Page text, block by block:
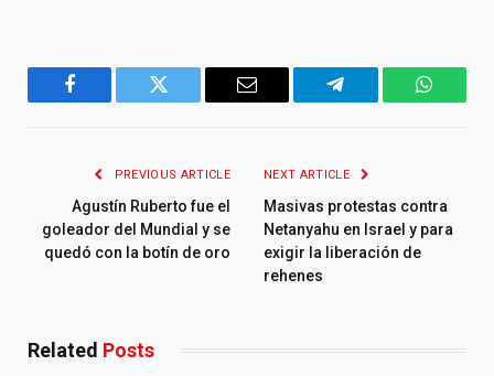
Facebook Twitter Email Telegram
PREVIOUS ARTICLE
Agustín Ruberto fue el
goleador del Mundial y se
quedó con la botín de oro
NEXT ARTICLE
Masivas protestas contra
Netanyahu en Israel y para
exigir la liberación de
rehenes
Related Posts